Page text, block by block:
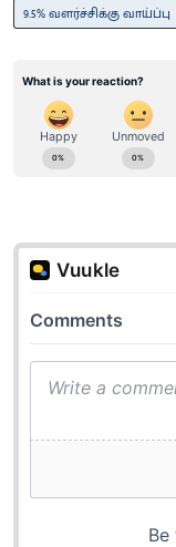
9.5% வளர்ச்சிக்கு வாய்ப்பு